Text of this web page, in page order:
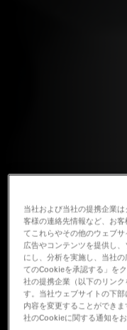
当社および当社の提携企業
客様の連絡先情報など、お
てこれらやその他のウェブ
広告やコンテンツを提供し
にし、分析を実施し、当社
てのCookieを承認する」を
社の提携企業（以下のリン
す。当社ウェブサイトの下
内容を変更することができ
社のCookieに関する通知を